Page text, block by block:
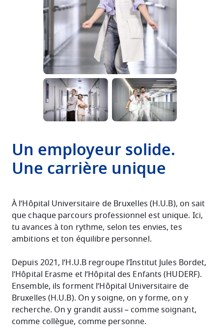
Un employeur solide.
Une carrière unique
À l’Hôpital Universitaire de Bruxelles (H.U.B), on sait
que chaque parcours professionnel est unique. Ici,
tu avances à ton rythme, selon tes envies, tes
ambitions et ton équilibre personnel.
Depuis 2021, l’H.U.B regroupe l’Institut Jules Bordet,
l’Hôpital Erasme et l’Hôpital des Enfants (HUDERF).
Ensemble, ils forment l’Hôpital Universitaire de
Bruxelles (H.U.B). On y soigne, on y forme, on y
recherche. On y grandit aussi – comme soignant,
comme collègue, comme personne.
Image Image